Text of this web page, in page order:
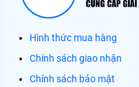
Hình thức mua hàng
Chính sách giao nhận
Chính sách bảo mật